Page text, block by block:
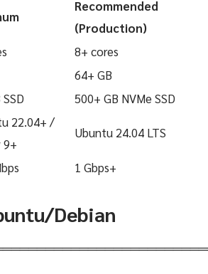
Recommended
(Production)
8+ cores
64+ GB
500+ GB NVMe SSD
22.04+ /
9+
Ubuntu 24.04 LTS
1 Gbps+
Debian